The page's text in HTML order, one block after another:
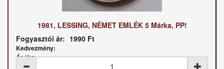
1981, LESSING, NÉMET EMLÉK 5 Márka, PP!
Fogyasztói ár: 1990 Ft
Kedvezmény:
Ár / kg: